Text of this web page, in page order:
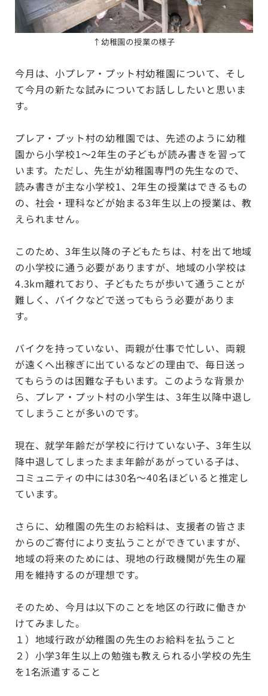
↑幼稚園の授業の様子
今月は、小プレア・プット村幼稚園について、そし
て今月の新たな試みについてお話ししたいと思いま
す。
プレア・プット村の幼稚園では、先述のように幼稚
園から小学校1〜2年生の子どもが読み書きを習って
います。ただし、先生が幼稚園専門の先生なので、
読み書きが主な小学校1、2年生の授業はできるもの
の、社会・理科などが始まる3年生以上の授業は、教
えられません。
このため、3年生以降の子どもたちは、村を出て地域
の小学校に通う必要がありますが、地域の小学校は
4.3km離れており、子どもたちが歩いて通うことが
難しく、バイクなどで送ってもらう必要がありま
す。
バイクを持っていない、両親が仕事で忙しい、両親
が遠くへ出稼ぎに出ているなどの理由で、毎日送っ
てもらうのは困難な子もいます。このような背景か
ら、プレア・プット村の小学生は、3年生以降中退し
てしまうことが多いのです。
現在、就学年齢だが学校に行けていない子、3年生以
降中退してしまったまま年齢があがっている子は、
コミュニティの中には30名〜40名ほどいると推定し
ています。
さらに、幼稚園の先生のお給料は、支援者の皆さま
からのご寄付により支払うことができていますが、
地域の将来のためには、現地の行政機関が先生の雇
用を維持するのが理想です。
そのため、今月は以下のことを地区の行政に働きか
けてみました。
１）地域行政が幼稚園の先生のお給料を払うこと
２）小学3年生以上の勉強も教えられる小学校の先生
を1名派遣すること